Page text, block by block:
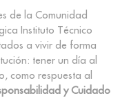
de la Comunidad
Instituto Técnico
a vivir de forma
tener un día al
como respuesta al
y Cuidado